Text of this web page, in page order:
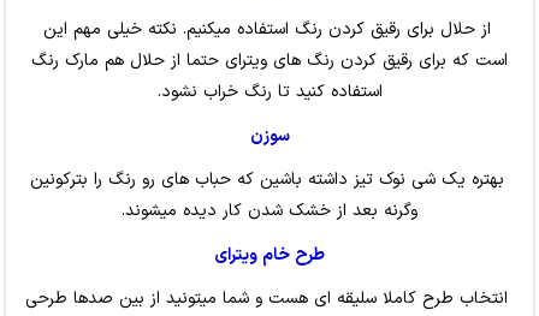
از حلال برای رقیق کردن رنگ استفاده میکنیم. نکته خیلی مهم این
است که برای رقیق کردن رنگ های ویترای حتما از حلال هم مارک رنگ
استفاده کنید تا رنگ خراب نشود.
سوزن
بهتره یک شی نوک تیز داشته باشین که حباب های رو رنگ را بترکونین
وگرنه بعد از خشک شدن کار دیده میشوند.
طرح خام ویترای
انتخاب طرح کاملا سلیقه ای هست و شما میتونید از بین صدها طرحی